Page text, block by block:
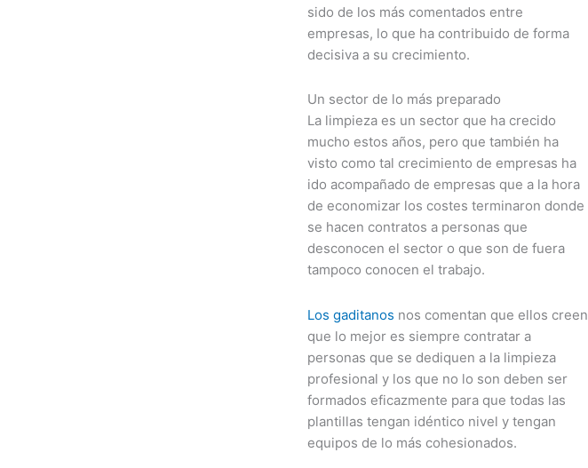
sido de los más comentados entre
empresas, lo que ha contribuido de forma
decisiva a su crecimiento.
Un sector de lo más preparado
La limpieza es un sector que ha crecido
mucho estos años, pero que también ha
visto como tal crecimiento de empresas ha
ido acompañado de empresas que a la hora
de economizar los costes terminaron donde
se hacen contratos a personas que
desconocen el sector o que son de fuera
tampoco conocen el trabajo.
Los gaditanos nos comentan que ellos creen
que lo mejor es siempre contratar a
personas que se dediquen a la limpieza
profesional y los que no lo son deben ser
formados eficazmente para que todas las
plantillas tengan idéntico nivel y tengan
equipos de lo más cohesionados.